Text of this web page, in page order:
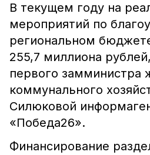
В текущем году на
мероприятий по
региональном
255,7 миллиона рублей,
первого замминистра
коммунального
Силюковой
«Победа26».
Финансирование